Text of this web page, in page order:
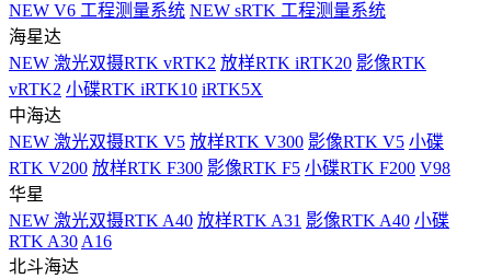
NEW V6 工程测量系统 NEW sRTK 工程测量系统
海星达
NEW 激光双摄RTK vRTK2 放样RTK iRTK20 影像RTK
vRTK2 小碟RTK iRTK10 iRTK5X
中海达
NEW 激光双摄RTK V5 放样RTK V300 影像RTK V5 小碟
RTK V200 放样RTK F300 影像RTK F5 小碟RTK F200 V98
华星
NEW 激光双摄RTK A40 放样RTK A31 影像RTK A40 小碟
RTK A30 A16
北斗海达